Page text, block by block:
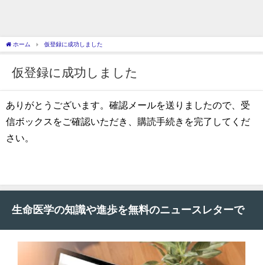
ホーム 仮登録に成功しました
仮登録に成功しました
ありがとうございます。確認メールを送りましたので、受
信ボックスをご確認いただき、購読手続きを完了してくだ
さい。
生命医学の知識や進歩を無料のニュースレターで